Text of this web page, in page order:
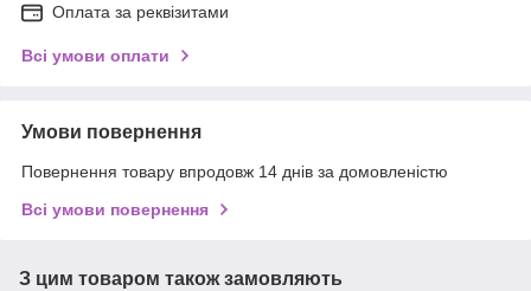
Оплата за реквізитами
Всі умови оплати
Умови повернення
Повернення товару впродовж 14 днів за домовленістю
Всі умови повернення
З цим товаром також замовляють